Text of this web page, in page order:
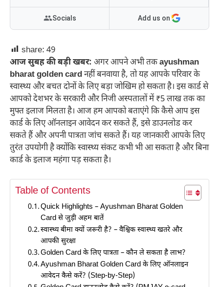
Socials Add us on
share: 49
आज सुबह की बड़ी खबर: अगर आपने अभी तकayushman
bharat golden cardनहीं बनवाया है, तो यह आपके परिवार के
स्वास्थ्य और बचत दोनों के लिए बड़ा जोखिम हो सकता है। इस कार्ड से
आपको देशभर के सरकारी और निजी अस्पतालों में ₹5 लाख तक का
मुफ्त इलाज मिलता है। आज हम आपको बताएंगे कि कैसे आप इस
कार्ड के लिए ऑनलाइन आवेदन कर सकते हैं, इसे डाउनलोड कर
सकते हैं और अपनी पात्रता जांच सकते हैं। यह जानकारी आपके लिए
तुरंत उपयोगी है क्योंकि स्वास्थ्य संकट कभी भी आ सकता है और बिना
कार्ड के इलाज महंगा पड़ सकता है।
Table of Contents
Quick Highlights – Ayushman Bharat Golden
Card से जुड़ी अहम बातें
स्वास्थ्य बीमा क्यों जरूरी है? – वैश्विक स्वास्थ्य खतरे और
आपकी सुरक्षा
Golden Card के लिए पात्रता – कौन ले सकता है लाभ?
Ayushman Bharat Golden Card के लिए ऑनलाइन
आवेदन कैसे करें? (Step-by-Step)